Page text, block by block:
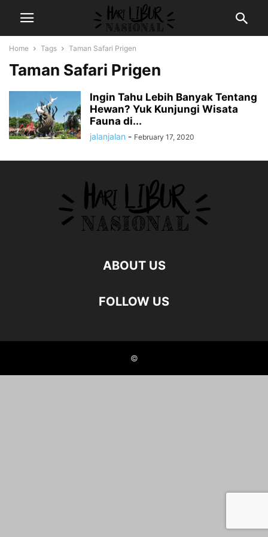
Home Tags Taman Safari Prigen
Taman Safari Prigen
Ingin Tahu Lebih Banyak Tentang
Hewan? Yuk Kunjungi Wisata
Fauna di...
jalanjalan - February 17, 2020
ABOUT US
FOLLOW US
©